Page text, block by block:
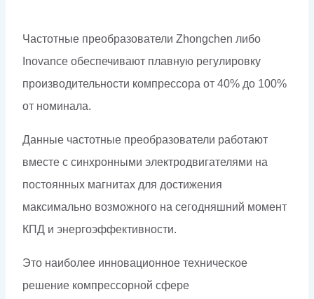
Частотные преобразователи Zhongchen либо
Inovance обеспечивают плавную регулировку
производительности компрессора от 40% до 100%
от номинала.
Данные частотные преобразователи работают
вместе с синхронными электродвигателями на
постоянных магнитах для достижения
максимально возможного на сегодняшний момент
КПД и энергоэффективности.
Это наиболее инновационное техническое
решение компрессорной сфере